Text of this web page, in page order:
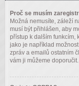
Proč se musím
Možná nemusíte, záleží
musí být přihlášen, aby
přístup k dalším funkcím,
jako je například
zpráv a emailů ostatním
vám ji můžeme doporučit.